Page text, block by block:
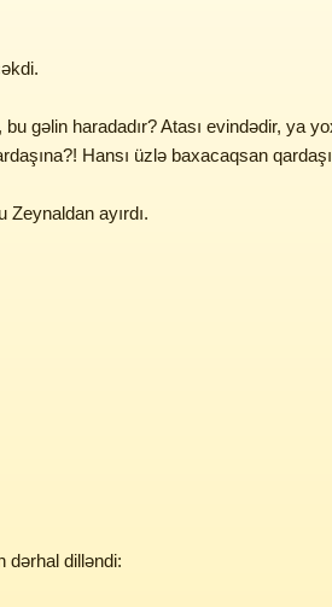
gəlin haradadır? Atası evindədir, ya
Hansı üzlə baxacaqsan
ayırdı.
dərhal dilləndi: